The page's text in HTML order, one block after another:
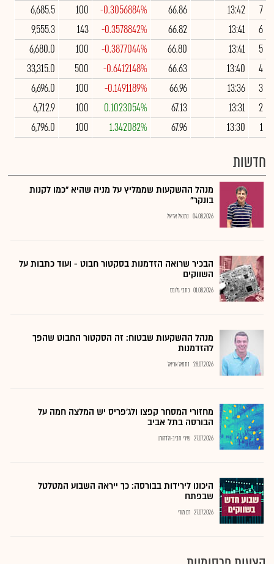
7
13:42
66.86
-0.3056884%
100
6,685.5
6
13:41
66.82
-0.3578842%
143
9,555.3
5
13:41
66.80
-0.3877044%
100
6,680.0
4
13:40
66.63
-0.6412148%
500
33,315.0
3
13:36
66.96
-0.1491189%
100
6,696.0
2
13:31
67.13
0.1023054%
100
6,712.9
1
13:30
67.96
1.342082%
100
6,796.0
חדשות
מנהל ההשקעות שממליץ על מניה שהיא "כמו לקנות
בונקר"
04.08.2026 נתנאל אריאל
הבכיר שרואה הזדמנות בסקטור חבוט - ועוד כתבות על
השווקים
01.08.2026 כתבי גלובס
מנהל ההשקעות שבטוח: זה הסקטור החבוט שהפך
להזדמנות
28.07.2026 נתנאל אריאל
מחזורי המסחר קפצו ולג'פריס יש המלצה חמה על
הבורסה בתל אביב
27.07.2026 שירי חביב-ולדהורן
היכונו לירידות בבורסה: כך ייראה השבוע המטלטל
שבפתח
27.07.2026 רם מורי